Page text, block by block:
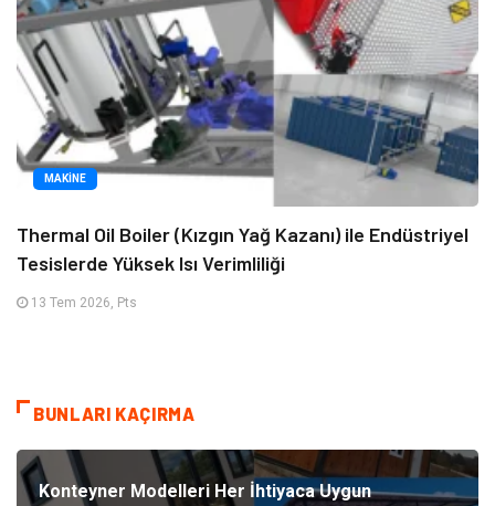
MAKINE
Thermal Oil Boiler (Kızgın Yağ Kazanı) ile Endüstriyel
Tesislerde Yüksek Isı Verimliliği
13 Tem 2026, Pts
BUNLARI KAÇIRMA
Konteyner Modelleri Her İhtiyaca Uygun